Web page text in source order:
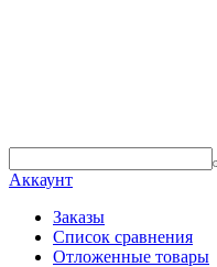
Аккаунт
Заказы
Список сравнения
Отложенные товары